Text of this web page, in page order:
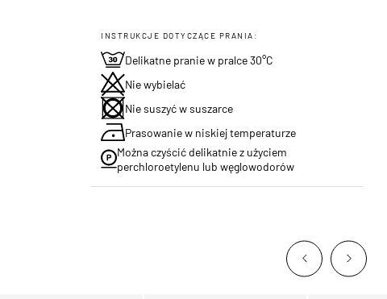
INSTRUKCJE DOTYCZĄCE PRANIA:
Delikatne pranie w pralce 30°C
Nie wybielać
Nie suszyć w suszarce
Prasowanie w niskiej temperaturze
Można czyścić delikatnie z użyciem
perchloroetylenu lub węglowodorów